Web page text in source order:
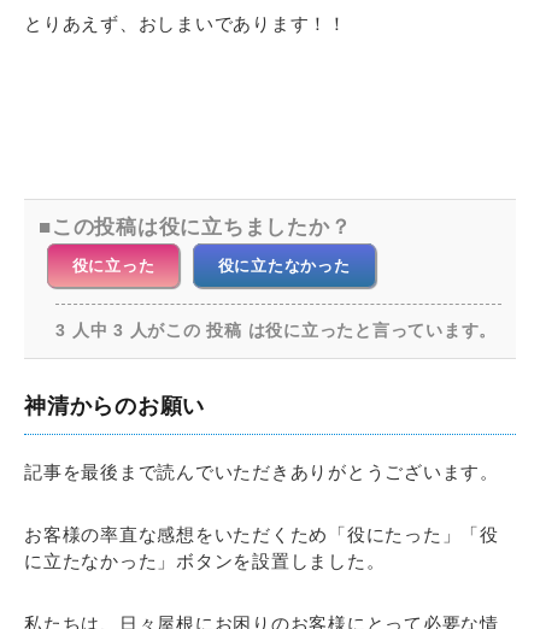
とりあえず、おしまいであります！！
この投稿は役に立ちましたか？
役に立った 役に立たなかった
3 人中 3 人がこの 投稿 は役に立ったと言っています。
神清からのお願い
記事を最後まで読んでいただきありがとうございます。
お客様の率直な感想をいただくため「役にたった」「役
に立たなかった」ボタンを設置しました。
私たちは、日々屋根にお困りのお客様にとって必要な情